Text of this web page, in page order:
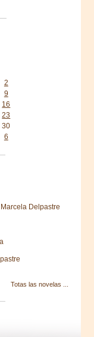
2
9
16
23
30
6
Delpastre
Totas las novelas ...